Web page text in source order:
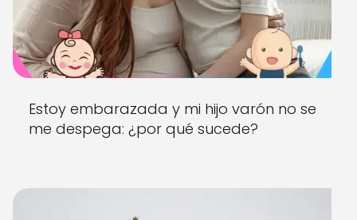
Estoy embarazada y mi hijo varón no se
me despega: ¿por qué sucede?